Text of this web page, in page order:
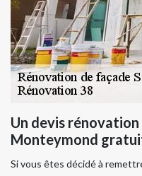
Un devis
Monteymond
Si vous êtes décidé à